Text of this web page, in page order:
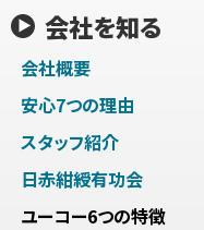
会社を知る
会社概要
安心7つの理由
スタッフ紹介
日赤紺綬有功会
ユーコー6つの特徴